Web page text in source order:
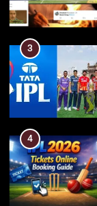
3
4